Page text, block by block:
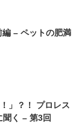
– ペットの肥満
」？！ プロレス
く – 第3回